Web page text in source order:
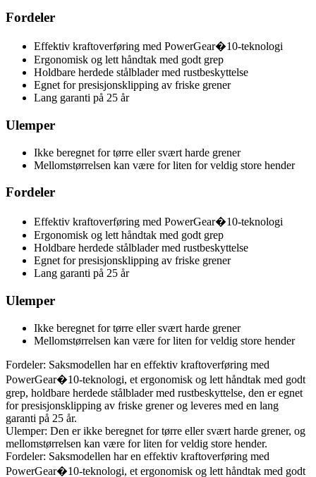
Fordeler
Effektiv kraftoverføring med PowerGear�10-teknologi
Ergonomisk og lett håndtak med godt grep
Holdbare herdede stålblader med rustbeskyttelse
Egnet for presisjonsklipping av friske grener
Lang garanti på 25 år
Ulemper
Ikke beregnet for tørre eller svært harde grener
Mellomstørrelsen kan være for liten for veldig store hender
Fordeler
Effektiv kraftoverføring med PowerGear�10-teknologi
Ergonomisk og lett håndtak med godt grep
Holdbare herdede stålblader med rustbeskyttelse
Egnet for presisjonsklipping av friske grener
Lang garanti på 25 år
Ulemper
Ikke beregnet for tørre eller svært harde grener
Mellomstørrelsen kan være for liten for veldig store hender
Fordeler: Saksmodellen har en effektiv kraftoverføring med
PowerGear�10-teknologi, et ergonomisk og lett håndtak med godt
grep, holdbare herdede stålblader med rustbeskyttelse, den er egnet
for presisjonsklipping av friske grener og leveres med en lang
garanti på 25 år.
Ulemper: Den er ikke beregnet for tørre eller svært harde grener, og
mellomstørrelsen kan være for liten for veldig store hender.
Fordeler: Saksmodellen har en effektiv kraftoverføring med
PowerGear�10-teknologi, et ergonomisk og lett håndtak med godt